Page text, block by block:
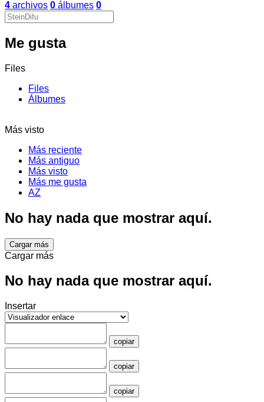
4 archivos 0 álbumes 0
Me gusta
Files
Files
Álbumes
Más visto
Más reciente
Más antiguo
Más visto
Más me gusta
AZ
No hay nada que mostrar aquí.
Cargar más
Cargar más
No hay nada que mostrar aquí.
Insertar
copiar
copiar
copiar